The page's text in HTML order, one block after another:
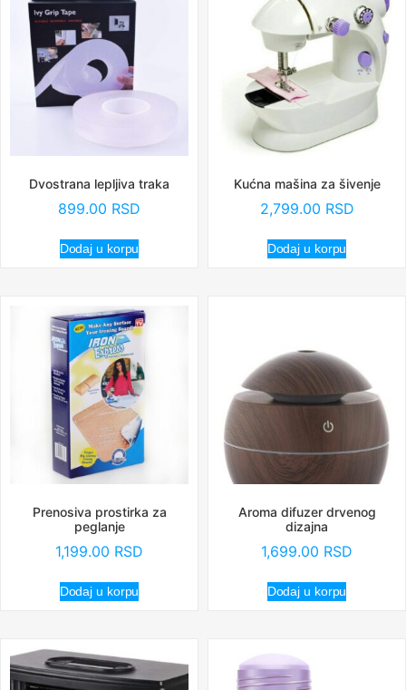
Dvostrana lepljiva traka
899.00 RSD
Dodaj u korpu
Kućna mašina za šivenje
2,799.00 RSD
Dodaj u korpu
Prenosiva prostirka za
peglanje
1,199.00 RSD
Dodaj u korpu
Aroma difuzer drvenog
dizajna
1,699.00 RSD
Dodaj u korpu